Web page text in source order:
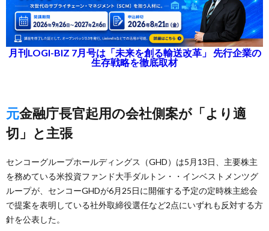
月刊LOGI-BIZ 7月号は「未来を創る輸送改革」 先行企業の
生存戦略を徹底取材
元金融庁長官起用の会社側案が「より適
切」と主張
センコーグループホールディングス（GHD）は5月13日、主要株主
を務めている米投資ファンド大手ダルトン・・インベストメンツグ
ループが、センコーGHDが6月25日に開催する予定の定時株主総会
で提案を表明している社外取締役選任など2点にいずれも反対する方
針を公表した。